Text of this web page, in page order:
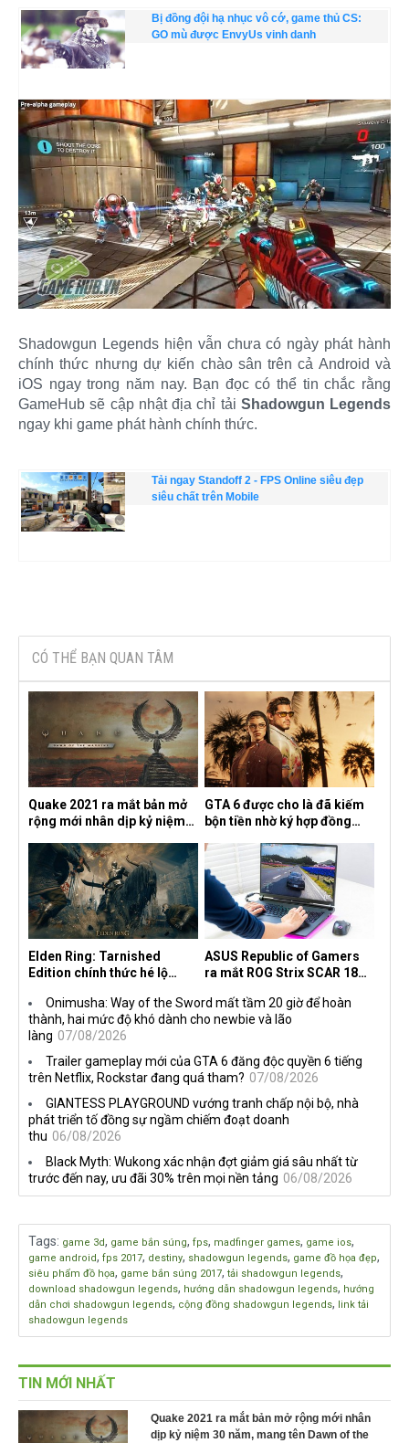
Bị đồng đội hạ nhục vô cớ, game thủ CS:
GO mù được EnvyUs vinh danh
Shadowgun Legends hiện vẫn chưa có ngày phát hành
chính thức nhưng dự kiến chào sân trên cả Android và
iOS ngay trong năm nay. Bạn đọc có thể tin chắc rằng
GameHub sẽ cập nhật địa chỉ tải Shadowgun Legends
ngay khi game phát hành chính thức.
Tải ngay Standoff 2 - FPS Online siêu đẹp
siêu chất trên Mobile
CÓ THỂ BẠN QUAN TÂM
Quake 2021 ra mắt bản mở
rộng mới nhân dịp kỷ niệm
the Machine
GTA 6 được cho là đã kiếm
bộn tiền nhờ ký hợp đồng
Elden Ring: Tarnished
Edition chính thức hé lộ
ASUS Republic of Gamers
ra mắt ROG Strix SCAR 18
Onimusha: Way of the Sword mất tầm 20 giờ để hoàn
thành, hai mức độ khó dành cho newbie và lão
làng 07/08/2026
Trailer gameplay mới của GTA 6 đăng độc quyền 6 tiếng
trên Netflix, Rockstar đang quá tham? 07/08/2026
GIANTESS PLAYGROUND vướng tranh chấp nội bộ, nhà
phát triển tố đồng sự ngầm chiếm đoạt doanh
thu 06/08/2026
Black Myth: Wukong xác nhận đợt giảm giá sâu nhất từ
trước đến nay, ưu đãi 30% trên mọi nền tảng 06/08/2026
Tags: game 3d, game bắn súng, fps, madfinger games, game ios,
game android, fps 2017, destiny, shadowgun legends, game đồ họa đẹp,
siêu phẩm đồ họa, game bắn súng 2017, tải shadowgun legends,
download shadowgun legends, hướng dẫn shadowgun legends, hướng
dẫn chơi shadowgun legends, cộng đồng shadowgun legends,
link tải
shadowgun legends
TIN MỚI NHẤT
Quake 2021 ra mắt bản mở rộng mới nhân
dịp kỷ niệm 30 năm, mang tên Dawn of the